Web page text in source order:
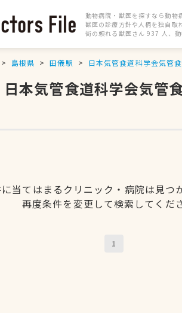
動物病院・獣医を探すなら動物
獣医の診療方針や人柄を独自取
街の頼れる獣医さん 937 人、
島根県 田儀駅 日本気管食道科学会気管
本気管食道科学会気管
当てはまるクリニック・病院は見つ
再度条件を変更して検索してくだ
1